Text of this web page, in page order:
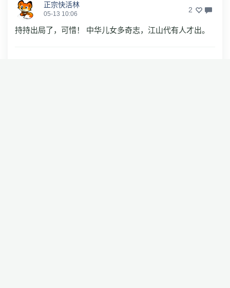
正宗快活林
05-13 10:06 2
持持出局了，可惜！ 中华儿女多奇志，江山代有人才出。